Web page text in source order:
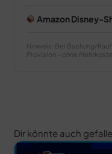
Amazon Disney-
Hinweis: Bei Buchung/
Provision – ohne
Dir könnte auch